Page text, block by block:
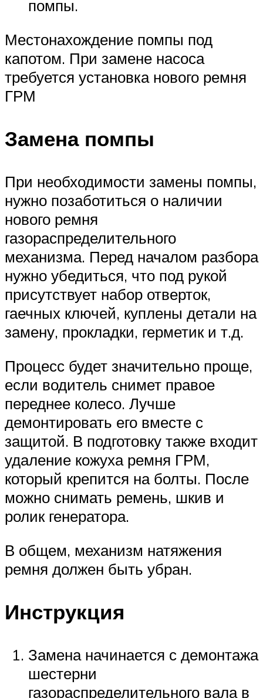
помпы.
Местонахождение помпы под
капотом. При замене насоса
требуется установка нового ремня
ГРМ
Замена помпы
При необходимости замены помпы,
нужно позаботиться о наличии
нового ремня
газораспределительного
механизма. Перед началом разбора
нужно убедиться, что под рукой
присутствует набор отверток,
гаечных ключей, куплены детали на
замену, прокладки, герметик и т.д.
Процесс будет значительно проще,
если водитель снимет правое
переднее колесо. Лучше
демонтировать его вместе с
защитой. В подготовку также входит
удаление кожуха ремня ГРМ,
который крепится на болты. После
можно снимать ремень, шкив и
ролик генератора.
В общем, механизм натяжения
ремня должен быть убран.
Инструкция
Замена начинается с демонтажа
шестерни
газораспределительного вала в